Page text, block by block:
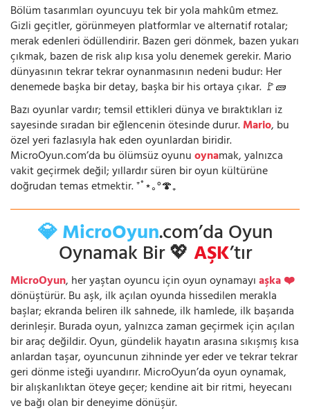
Bölüm tasarımları oyuncuyu tek bir yola mahkûm etmez.
Gizli geçitler, görünmeyen platformlar ve alternatif rotalar;
merak edenleri ödüllendirir. Bazen geri dönmek, bazen yukarı
çıkmak, bazen de risk alıp kısa yolu denemek gerekir. Mario
dünyasının tekrar tekrar oynanmasının nedeni budur: Her
denemede başka bir detay, başka bir his ortaya çıkar. 🚩🧱
Bazı oyunlar vardır; temsil ettikleri dünya ve bıraktıkları iz
sayesinde sıradan bir eğlencenin ötesinde durur.Mario, bu
özel yeri fazlasıyla hak eden oyunlardan biridir.
MicroOyun.com’da bu ölümsüz oyunuoynamak, yalnızca
vakit geçirmek değil; yıllardır süren bir oyun kültürüne
doğrudan temas etmektir. ⁺˚⋆｡°🍄₊
💎 MicroOyun.com’da Oyun
Oynamak Bir 💖AŞK’tır
MicroOyun, her yaştan oyuncu için oyun oynamayıaşka ❤️
dönüştürür. Bu aşk, ilk açılan oyunda hissedilen merakla
başlar; ekranda beliren ilk sahnede, ilk hamlede, ilk başarıda
derinleşir. Burada oyun, yalnızca zaman geçirmek için açılan
bir araç değildir. Oyun, gündelik hayatın arasına sıkışmış kısa
anlardan taşar, oyuncunun zihninde yer eder ve tekrar tekrar
geri dönme isteği uyandırır. MicroOyun’da oyun oynamak,
bir alışkanlıktan öteye geçer; kendine ait bir ritmi, heyecanı
ve bağı olan bir deneyime dönüşür.